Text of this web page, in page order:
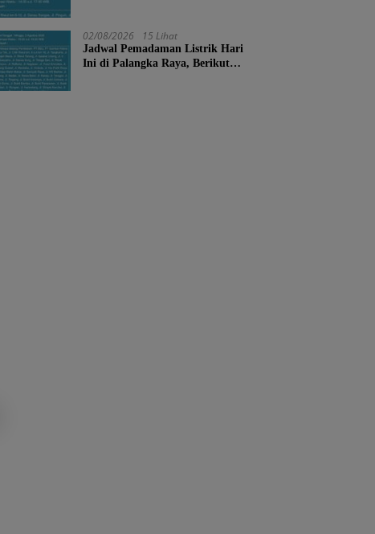
02/08/2026 15 Lihat
Jadwal Pemadaman Listrik Hari
Ini di Palangka Raya, Berikut